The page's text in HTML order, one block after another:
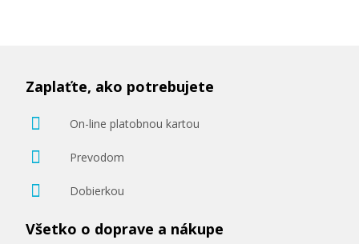
Pridať do košíka
Zaplaťte, ako potrebujete
On-line platobnou kartou
Prevodom
Dobierkou
Všetko o doprave a nákupe